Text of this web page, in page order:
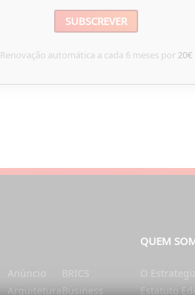
SUBSCREVER
Renovação automática a cada 6 meses por20€
Anúncio
Arquitetura
BRICS
Business
QUEM
O
Estatuto